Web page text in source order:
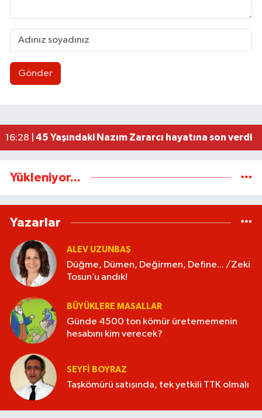
Gönder
21:30 |Düğme, Dümen, Değirmen, Define... /Zeki
16:28 | 45 Yaşındaki Nazım Zararcı hayatına son verdi
Yükleniyor...
Yazarlar
ALEV UZUNBAŞ
Düğme, Dümen, Değirmen, Define... /Zeki
Tosun’u andık!
BÜYÜKLERE MASALLAR
Günde 4500 ton kömür üretememenin
hesabını kim verecek?
SEYFI BOYRAZ
Taşkömürü satışında, tek yetkili TTK olmalı